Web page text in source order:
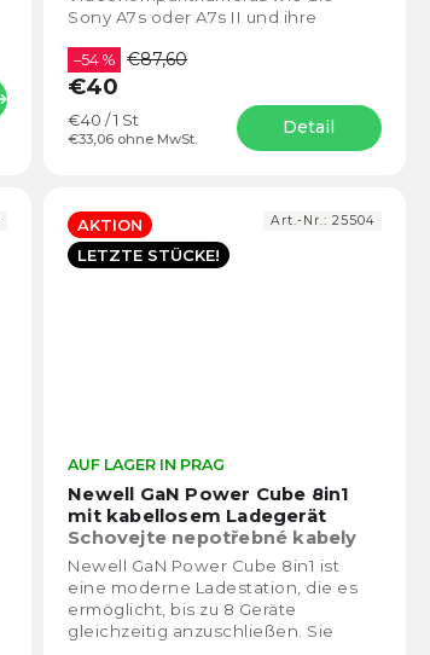
Sternen.
€33,06 ohne MwSt.
–54 % €87,60
€40
Verkaufspreis:
€40 / 1 St Detail
Sony A7s oder A7s II und ihre
FW50 Powerbank können Sie Ihr
Gerät...
durchschnittliche
Produktbewertung
Sternen.
AKTION
LETZTE STÜCKE!
Newell GaN Power Cube 8in1
mit kabellosem Ladegerät
Schovejte nepotřebné kabely
do sítě
AUF LAGER IN PRAG
Newell GaN Power Cube 8in1 ist
eine moderne Ladestation, die es
ermöglicht, bis zu 8 Geräte
gleichzeitig anzuschließen. Sie
Art.-Nr.: 25504